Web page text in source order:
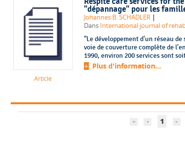
Article
"dépannage" pour les
Johannes B. SCHADLER |
Dans International journal of
"Le développement d'un réseau
voie de couverture complète de
1990, environ 200 services sont
Plus d'information...
1